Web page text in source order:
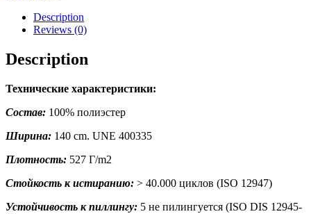
Description
Reviews (0)
Description
Технические характеристики:
Состав: 100% полиэстер
Ширина: 140 cm. UNE 400335
Плотность: 527 Г/m2
Стойкость к истиранию: > 40.000 циклов (ISO 12947)
Устойчивость к пиллингу: 5 не пилингуется (ISO DIS 12945-